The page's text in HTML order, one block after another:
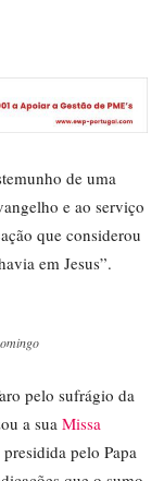
de uma
e ao serviço
que considerou
em Jesus”.
pelo sufrágio da
a sua Missa
pelo Papa